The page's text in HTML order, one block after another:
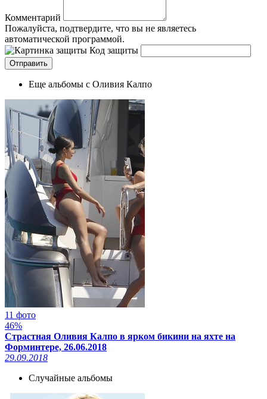
Комментарий
Пожалуйста, подтвердите, что вы не являетесь
автоматической программой.
Код защиты
Еще альбомы с Оливия Калпо
11 фото
46%
Страстная Оливия Калпо в ярком бикини на яхте на
Форминтере, 26.06.2018
29.09.2018
Случайные альбомы